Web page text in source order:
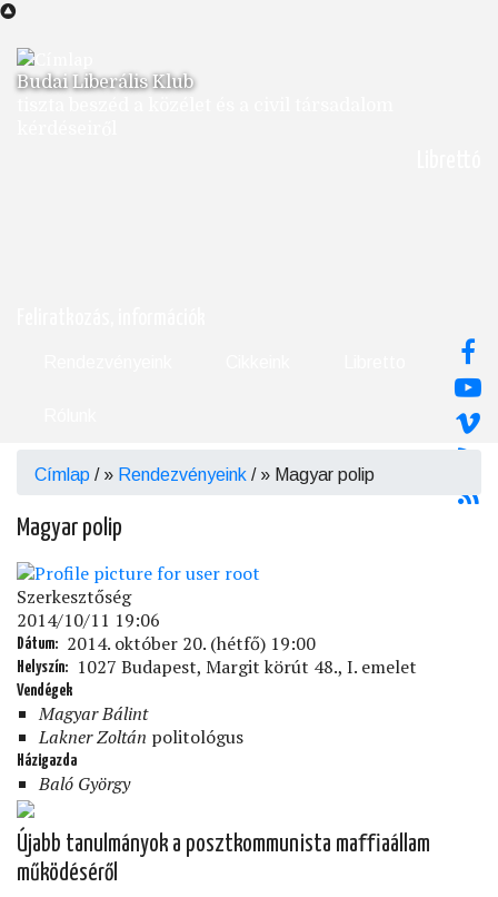
Ugrás
tartalomra
Budai Liberális Klub
Morzsa
Címlap / Rendezvényeink / Magyar polip
Magyar polip
Szerkesztőség
2014/10/11 19:06
Dátum 2014. október 20. (hétfő) 19:00
Helyszín 1027 Budapest, Margit körút 48., I. emelet
Vendégek
Magyar Bálint
Lakner Zoltán politológus
Házigazda
Baló György
Újabb tanulmányok a posztkommunista maﬃaállam
működéséről